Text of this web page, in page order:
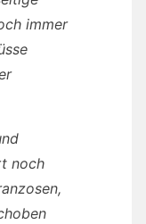
immer
noch